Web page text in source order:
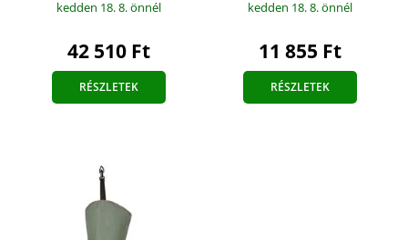
kedden 18. 8.önnél
42 510 Ft
RÉSZLETEK
kedden 18. 8.önnél
11 855 Ft
RÉSZLETEK